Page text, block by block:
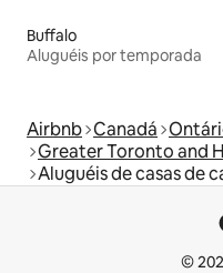
Buffalo
Aluguéis por temporada
Airbnb Canadá
Greater Toronto and
Aluguéis de casas de
©